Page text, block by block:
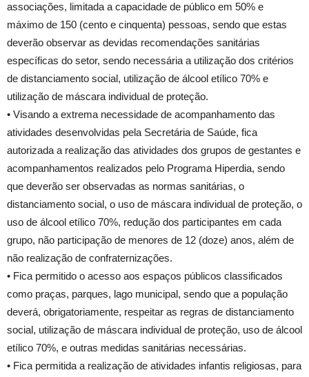
associações, limitada a capacidade de público em 50% e
máximo de 150 (cento e cinquenta) pessoas, sendo que estas
deverão observar as devidas recomendações sanitárias
específicas do setor, sendo necessária a utilização dos critérios
de distanciamento social, utilização de álcool etílico 70% e
utilização de máscara individual de proteção.
• Visando a extrema necessidade de acompanhamento das
atividades desenvolvidas pela Secretária de Saúde, fica
autorizada a realização das atividades dos grupos de gestantes e
acompanhamentos realizados pelo Programa Hiperdia, sendo
que deverão ser observadas as normas sanitárias, o
distanciamento social, o uso de máscara individual de proteção, o
uso de álcool etílico 70%, redução dos participantes em cada
grupo, não participação de menores de 12 (doze) anos, além de
não realização de confraternizações.
• Fica permitido o acesso aos espaços públicos classificados
como praças, parques, lago municipal, sendo que a população
deverá, obrigatoriamente, respeitar as regras de distanciamento
social, utilização de máscara individual de proteção, uso de álcool
etílico 70%, e outras medidas sanitárias necessárias.
• Fica permitida a realização de atividades infantis religiosas, para